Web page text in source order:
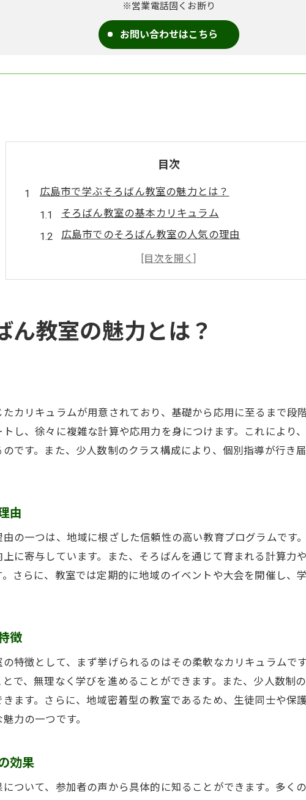
※営業電話固くお断り
お問い合わせはこちら
目次
広島市で学ぶそろばん教室の魅力とは？
そろばん教室の基本カリキュラム
広島市でのそろばん教室の人気の理由
地元で支持されるそろばん教室の特徴
参加者の声から見るそろばん教室の効果
広島市内のアクセスしやすいそろばん教室
メディアが注目する広島市のそろばん教室の特徴
メディア報道から見るそろばん教室の効果
そろばん教室がメディアで話題になる要因
メディアで紹介された広島市のそろばん教室
集中力を鍛えるそろばん教室のアプローチ
そろばん教室で学ぶ効率的な勉強法
計算力と集中力を同時に育てる環境
未来の教育を担うそろばん教室の役割
そろばん教室がもたらす教育改革
新しい教育の形を実現するそろばん教室
そろばん教室が掲げる次世代の教育ビジョン
そろばん教室で得られる思考力とコミュニケーション能
ん教室の魅力とは？
カリキュラムが用意されており、基礎から応用に至るまで段
し、徐々に複雑な計算や応用力を身につけます。これにより
です。また、少人数制のクラス構成により、個別指導が行き
由
の一つは、地域に根ざした信頼性の高い教育プログラムです
に寄与しています。また、そろばんを通じて育まれる計算力
さらに、教室では定期的に地域のイベントや大会を開催し、
徴
特徴として、まず挙げられるのはその柔軟なカリキュラムで
で、無理なく学びを進めることができます。また、少人数制
ます。さらに、地域密着型の教室であるため、生徒同士や保
力の一つです。
効果
ついて、参加者の声から具体的に知ることができます。多く